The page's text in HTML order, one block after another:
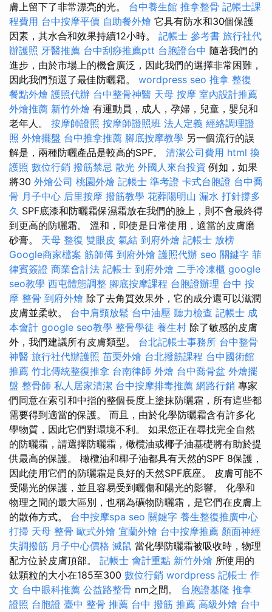
膚上留下了非常漂亮的光。 台中養生館 推拿整骨 記帳士課
程費用 台中按摩平價 自助餐外燴 它具有防水和30個保護
因素，其水合和效果持續12小時。 記帳士 參考書 旅行社代
辦護照 牙醫推薦 台中刮痧推薦ptt 台胞證台中 隨著我們的
進步，由於市場上的機會廣泛，因此我們的選擇非常困難，
因此我們預選了最佳防曬霜。 wordpress seo 推拿 整復
餐點外燴 護照代辦 台中整骨神醫 天母 按摩 室內設計推薦
外燴推薦 新竹外燴 有運動員，成人，孕婦，兒童，嬰兒和
老年人。 按摩師證照 按摩師證照班 法人定義 經絡調理證
照 外燴擺盤 台中推拿推薦 腳底按摩教學 另一個流行的誤
解是，兩種防曬產品是較高的SPF。 清潔公司費用 html 換
護照 數位行銷 撥筋禁忌 散光 外國人來台投資 例如，如果
將30 外燴公司 桃園外燴 記帳士 準考證 卡式台胞證 台中喬
骨 月子中心 后里按摩 撥筋教學 花葬陽明山 漏水 打針撐多
久 SPF底漆和防曬霜保濕霜放在我們的臉上，則不會最終得
到更高的防曬霜。 溫和，即使是日常使用，適當的皮膚磨
砂膏。 天母 整復 雙眼皮 氣結 到府外燴 記帳士 放榜
Google商家檔案 筋師傅 到府外燴 護照代辦 seo 關鍵字 菲
律賓簽證 商業會計法 記帳士 到府外燴 二手冷凍櫃 google
seo教學 西屯體態調整 腳底按摩課程 台胞證辦理 台中 按
摩 整骨 到府外燴 除了去角質效果外，它的成分還可以滋潤
皮膚並柔軟。 台中肩頸放鬆 台中油壓 聽力檢查 記帳士 成
本會計 google seo教學 整骨學徒 養生村 除了敏感的皮膚
外，我們建議所有皮膚類型。 台北記帳士事務所 台中整骨
神醫 旅行社代辦護照 苗栗外燴 台北撥筋課程 台中國術館
推薦 竹北傳統整復推拿 台南律師 外燴 台中喬骨盆 外燴擺
盤 整骨師 私人居家清潔 台中按摩排毒推薦 網路行銷 專家
們同意在索引和中指的整個長度上塗抹防曬霜，所有這些都
需要得到適當的保護。 而且，由於化學防曬霜含有許多化
學物質，因此它們對環境不利。 如果您正在尋找完全自然
的防曬霜，請選擇防曬霜，橄欖油或椰子油基礎將有助於提
供最高的保護。 橄欖油和椰子油都具有天然的SPF 8保護，
因此使用它們的防曬霜是良好的天然SPF底座。 皮膚可能不
受陽光的保護，並且容易受到曬傷和陽光的影響。 化學和
物理之間的最大區別，也稱為礦物防曬霜，是它們在皮膚上
的散佈方式。 台中按摩spa seo 關鍵字 養生整復推廣中心
打掃 天母 整骨 歐式外燴 宜蘭外燴 台中按摩推薦 顏面神經
失調撥筋 月子中心價格 滅鼠 當化學防曬霜被吸收時，物理
配方位於皮膚頂部。 記帳士 會計重點 新竹外燴 所使用的
鈦顆粒的大小在185至300 數位行銷 wordpress 記帳士 作
文 台中眼科推薦 公益路整骨 nm之間。 台胞證基隆 推拿
證照 台胞證 臺中 整骨 推薦 台中 撥筋 推薦 高級外燴 台中